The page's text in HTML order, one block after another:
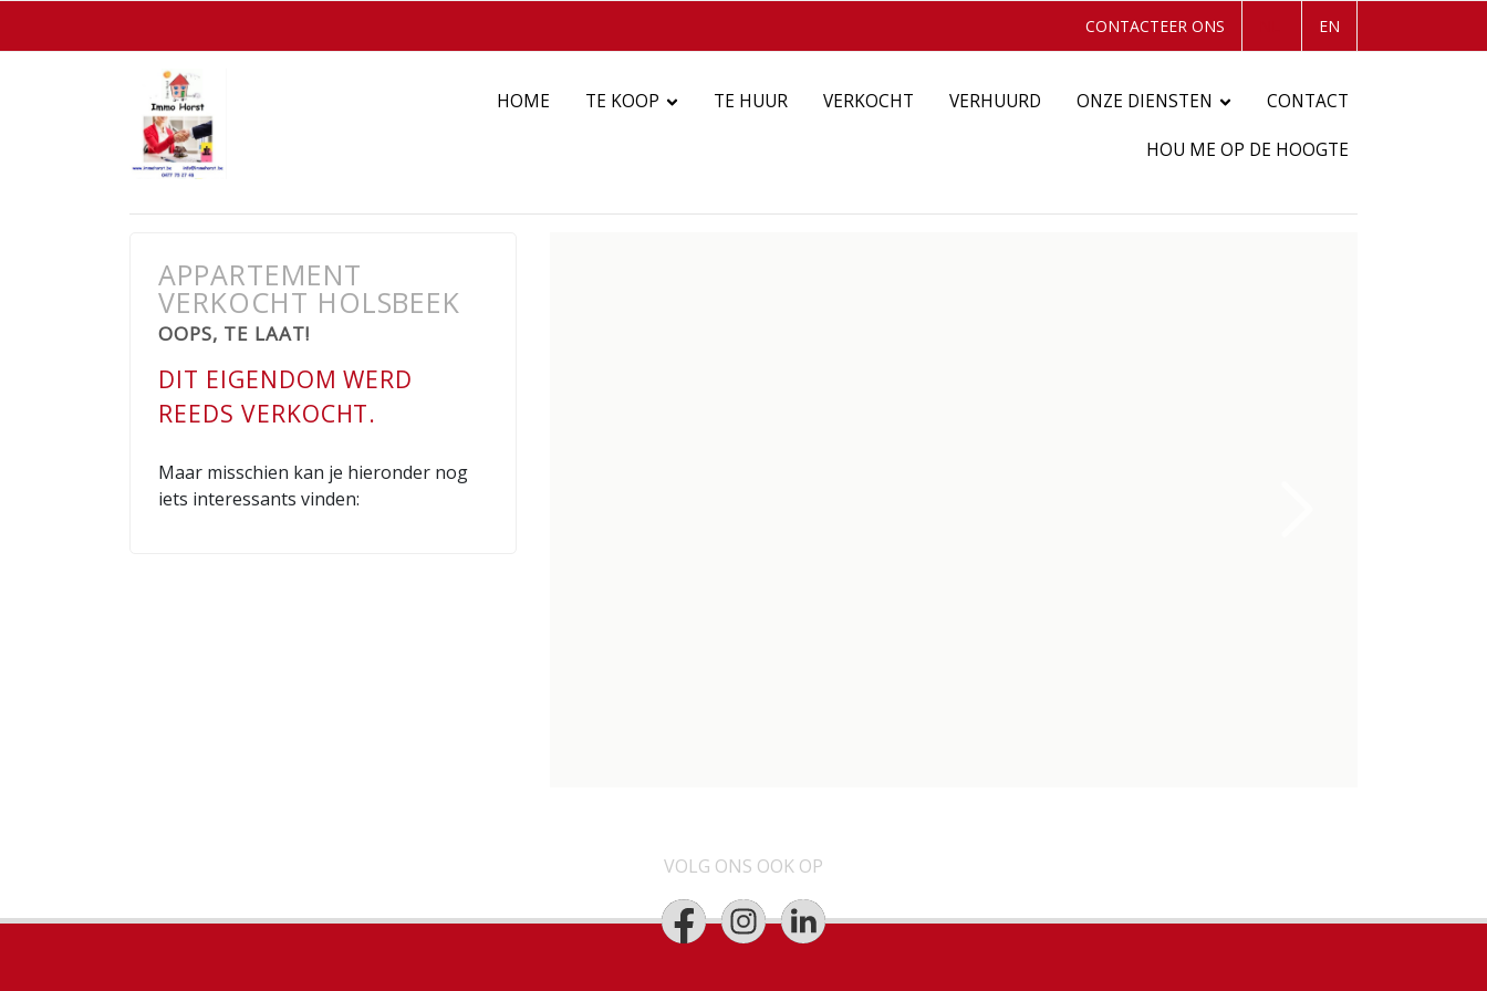
CONTACTEER ONS EN
HOME TE KOOP TE HUUR VERKOCHT VERHUURD ONZE DIENSTEN CONTACT
HOU ME OP DE HOOGTE
APPARTEMENT
VERKOCHT HOLSBEEK
OOPS, TE LAAT!
DIT EIGENDOM WERD
REEDS VERKOCHT.
Maar misschien kan je hieronder nog
iets interessants vinden:
VOLG ONS OOK OP